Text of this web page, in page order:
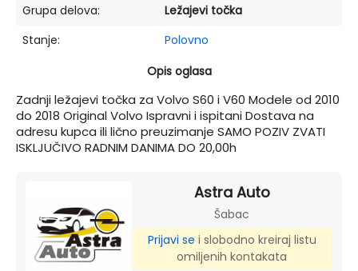
Grupa delova:
Ležajevi točka
Stanje:
Polovno
Opis oglasa
Zadnji ležajevi točka za Volvo S60 i V60 Modele od 2010
do 2018 Original Volvo Ispravni i ispitani Dostava na
adresu kupca ili lično preuzimanje SAMO POZIV ZVATI
ISKLJUČIVO RADNIM DANIMA DO 20,00h
Astra Auto
Šabac
Prijavi se i slobodno kreiraj listu
omiljenih kontakata